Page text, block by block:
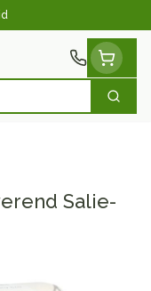
Zoek
Salie-